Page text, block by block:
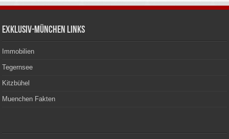
Exklusiv-München Links
Immobilien
Tegernsee
Kitzbühel
Muenchen Fakten